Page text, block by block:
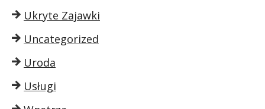
Ukryte Zajawki
Uncategorized
Uroda
Usługi